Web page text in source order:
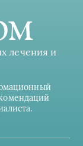
лечения и